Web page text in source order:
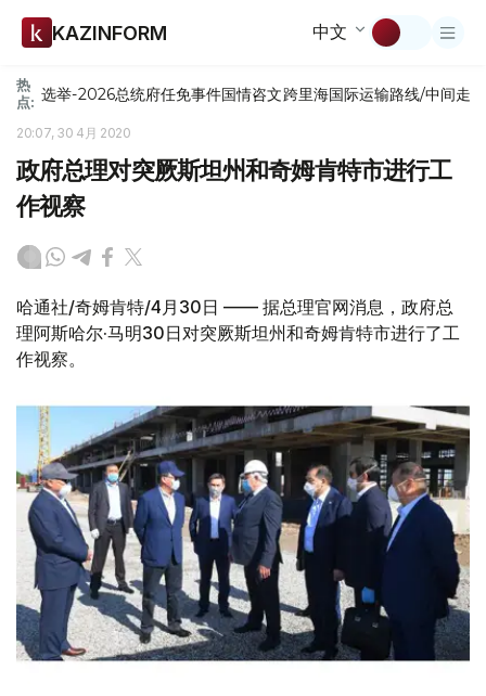
KAZINFORM 中文
热
点: 选举-2026总统府任免事件国情咨文跨里海国际运输路线/中间走廊
20:07, 30 4月 2020
政府总理对突厥斯坦州和奇姆肯特市进行工
作视察
哈通社/奇姆肯特/4月30日 —— 据总理官网消息，政府总
理阿斯哈尔·马明30日对突厥斯坦州和奇姆肯特市进行了工
作视察。